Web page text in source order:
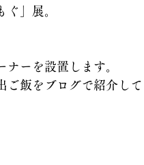
」展。
ーを設置します。
飯をブログで紹介して